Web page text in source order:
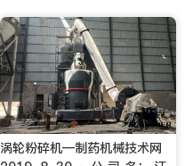
涡轮粉碎机—制药机械技术网